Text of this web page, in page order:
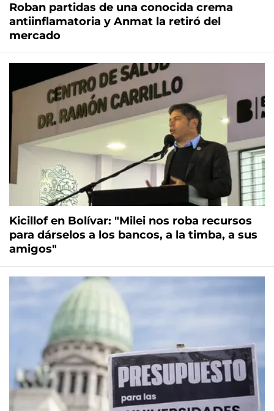
Roban partidas de una conocida crema
antiinflamatoria y Anmat la retiró del
mercado
Kicillof en Bolívar: "Milei nos roba recursos
para dárselos a los bancos, a la timba, a sus
amigos"